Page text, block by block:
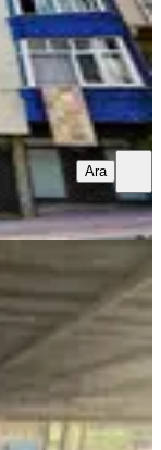
Ara
Mahallesi 300